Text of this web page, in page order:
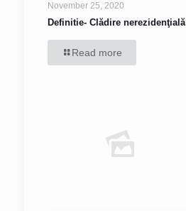
November 25, 2020
Definitie- Clădire nerezidenţială
Read more